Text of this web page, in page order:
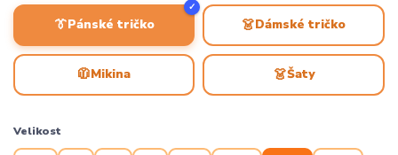
👔Pánské tričko
✓
👗Dámské tričko
🧥Mikina 👗Šaty
Velikost